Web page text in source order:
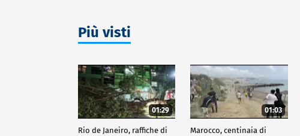
Più visti
01:29
Rio de Janeiro, raffiche di
01:03
Marocco, centinaia di